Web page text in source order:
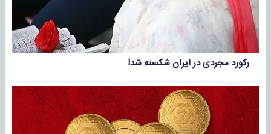
رکورد مجردی در ایران شکسته شد!